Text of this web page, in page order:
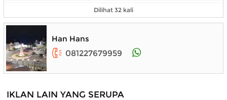
Dilihat 32 kali
Han Hans
081227679959
IKLAN LAIN YANG SERUPA